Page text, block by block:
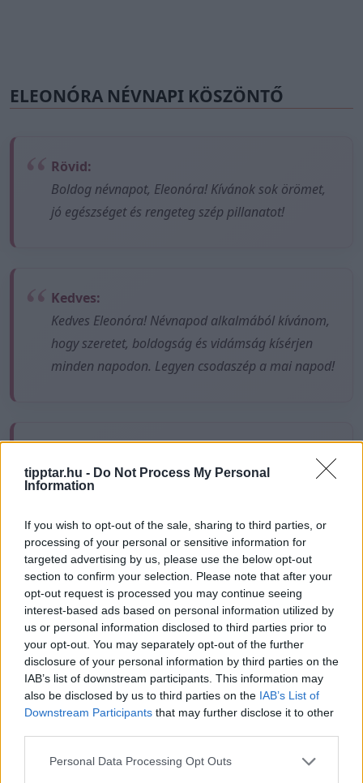
tipptar.hu - Do Not Process My Personal
Information
If you wish to opt-out of the sale, sharing to third parties, or
processing of your personal or sensitive information for
targeted advertising by us, please use the below opt-out
section to confirm your selection. Please note that after your
opt-out request is processed you may continue seeing
interest-based ads based on personal information utilized by
us or personal information disclosed to third parties prior to
your opt-out. You may separately opt-out of the further
disclosure of your personal information by third parties on the
IAB’s list of downstream participants. This information may
also be disclosed by us to third parties on the IAB’s List of
Downstream Participants that may further disclose it to other
Please note that this website/app uses one or more Google
Personal Data Processing Opt Outs
ELEONÓRA NÉVNAPI KÖSZÖNTŐ
Rövid:
Boldog névnapot, Eleonóra! Kívánok sok örömet,
jó egészséget és rengeteg szép pillanatot!
Kedves:
Kedves Eleonóra! Névnapod alkalmából kívánom,
hogy szeretet, boldogság és vidámság kísérjen
minden napodon. Legyen csodaszép a mai napod!
Drága Eleonóra! Köszönöm, hogy vagy nekem.
örömet kapj vissza az élettől, amennyit te adsz
másoknak. Boldog névnapot!
Ez is érdekelhet